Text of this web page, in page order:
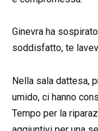
Ginevra ha
soddisfatto, te
Nella sala dattesa,
umido, ci hanno
Tempo per la